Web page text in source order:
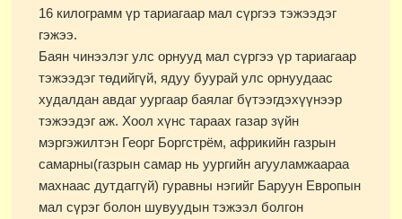
16 килограмм үр тариагаар мал сүргээ тэжээдэг
гэжээ.
Баян чинээлэг улс орнууд мал сүргээ үр тариагаар
тэжээдэг төдийгүй, ядуу буурай улс орнуудаас
худалдан авдаг уургаар баялаг бүтээгдэхүүнээр
тэжээдэг аж. Хоол хүнс тараах газар зүйн
мэргэжилтэн Георг Боргстрём, африкийн газрын
самарны(газрын самар нь уургийн агууламжаараа
махнаас дутдаггүй) гуравны нэгийг Баруун Европын
мал сүрэг болон шувуудын тэжээл болгон